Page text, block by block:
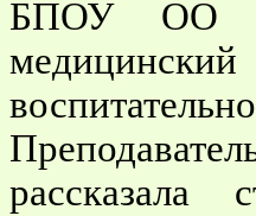
БПОУ ОО
рассказала